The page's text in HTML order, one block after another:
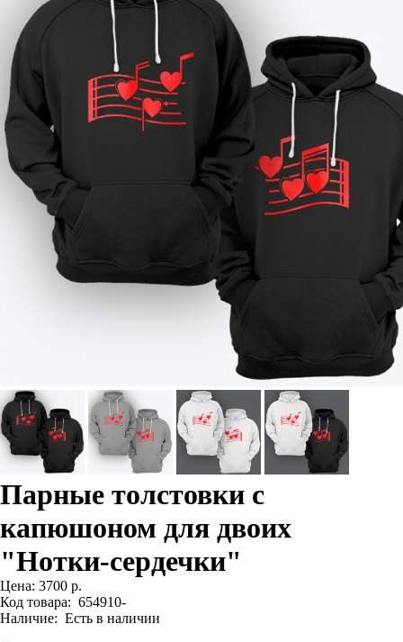
Парные толстовки с
капюшоном для двоих
"Нотки-сердечки"
Цена: 3700 р.
Код товара: 654910-
Наличие: Есть в наличии